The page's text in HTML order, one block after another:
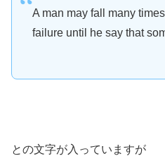
A man may fall many
failure until he say that
との文字が入っていますが